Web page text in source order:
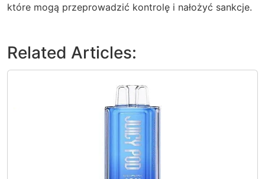
które mogą przeprowadzić kontrolę i nałożyć sankcje.
Related Articles: